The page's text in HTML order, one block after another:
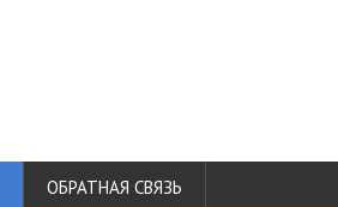
ОБРАТНАЯ СВЯЗЬ